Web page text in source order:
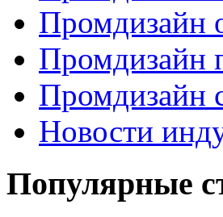
Промдизайн
Промдизайн
Промдизайн
Новости
Популярные